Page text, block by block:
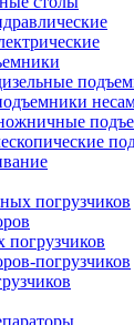
погрузчиков
погрузчиков